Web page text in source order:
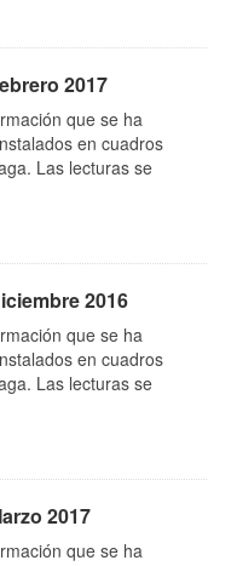
2017
que se ha
en cuadros
Las lecturas se
2016
que se ha
en cuadros
Las lecturas se
2017
que se ha